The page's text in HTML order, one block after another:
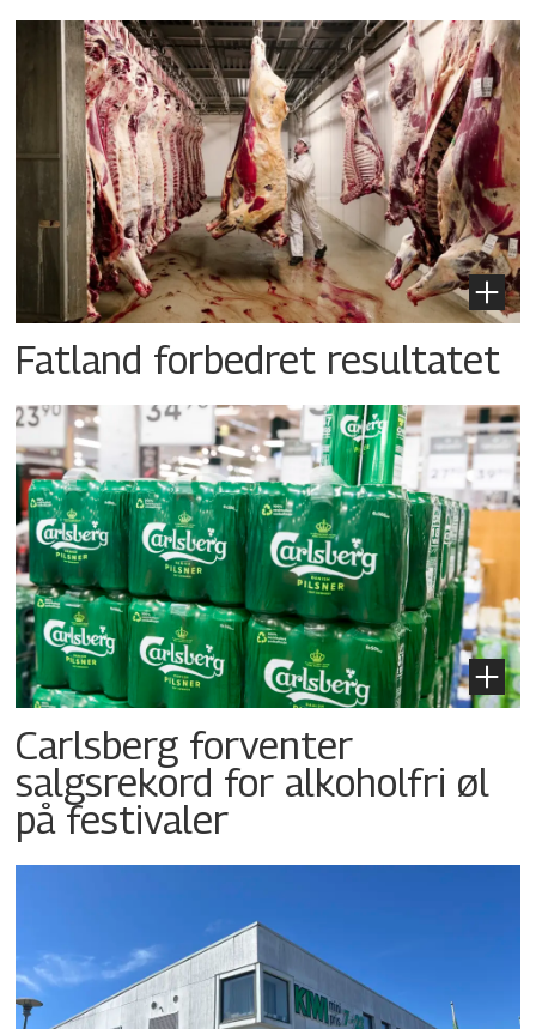
Fatland forbedret resultatet
Carlsberg forventer
salgsrekord for alkoholfri øl
på festivaler